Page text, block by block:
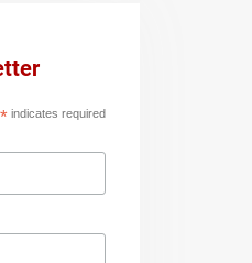
* indicates required